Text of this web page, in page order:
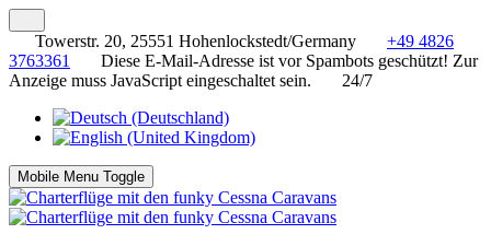
Towerstr. 20, 25551 Hohenlockstedt/Germany
+49 4826
3763361
Diese E-Mail-Adresse ist vor Spambots geschützt! Zur
Anzeige muss JavaScript eingeschaltet sein.
24/7
Mobile Menu Toggle